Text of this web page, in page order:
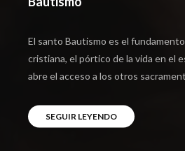
El santo Bautismo es el
cristiana, el pórtico de la vida en el
abre el acceso a los otros
SEGUIR LEYENDO